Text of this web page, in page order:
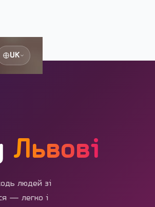
UK
Львові
людей зі
— легко і